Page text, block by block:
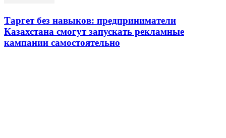
Таргет без навыков: предприниматели
Казахстана смогут запускать рекламные
кампании самостоятельно